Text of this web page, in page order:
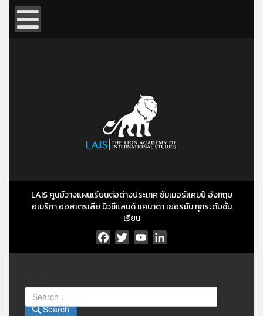
LAIS ศูนย์วางแผนเรียนต่อต่างประเทศ ซัมเมอร์แคมป์ อังกฤษ
อเมริกา ออสเตรเลีย นิวซีแลนด์ แคนาดา เยอรมัน ทุกระดับชั้น
เรียน
Facebook
TwitterYouTubeLinkedIn
Search